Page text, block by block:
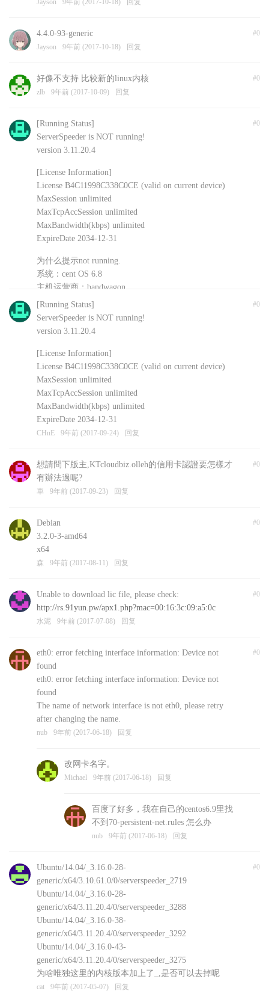
Jayson 9年前 (2017-10-18) 回复
#0
4.4.0-93-generic
Jayson 9年前 (2017-10-18) 回复
#0
好像不支持 比较新的linux内核
zlb 9年前 (2017-10-09) 回复
#0
[Running Status]
ServerSpeeder is NOT running!
version 3.11.20.4
[License Information]
License B4C11998C338C0CE (valid on current device)
MaxSession unlimited
MaxTcpAccSession unlimited
MaxBandwidth(kbps) unlimited
ExpireDate 2034-12-31
为什么提示not running.
系统：cent OS 6.8
主机运营商：bandwagon
安装的其他软件：shadowsockR
CHnE 9年前 (2017-09-24) 回复
#0
[Running Status]
ServerSpeeder is NOT running!
version 3.11.20.4
[License Information]
License B4C11998C338C0CE (valid on current device)
MaxSession unlimited
MaxTcpAccSession unlimited
MaxBandwidth(kbps) unlimited
ExpireDate 2034-12-31
CHnE 9年前 (2017-09-24) 回复
#0
想請問下版主,KTcloudbiz.olleh的信用卡認證要怎樣才
有辦法過呢?
車 9年前 (2017-09-23) 回复
#0
Debian
3.2.0-3-amd64
x64
森 9年前 (2017-08-11) 回复
#0
Unable to download lic file, please check:
http://rs.91yun.pw/apx1.php?mac=00:16:3c:09:a5:0c
水泥 9年前 (2017-07-08) 回复
#0
eth0: error fetching interface information: Device not
found
eth0: error fetching interface information: Device not
found
The name of network interface is not eth0, please retry
after changing the name.
nub 9年前 (2017-06-18) 回复
改网卡名字。
Michael 9年前 (2017-06-18) 回复
百度了好多，我在自己的centos6.9里找
不到70-persistent-net.rules 怎么办
nub 9年前 (2017-06-18) 回复
#0
Ubuntu/14.04/_3.16.0-28-
generic/x64/3.10.61.0/0/serverspeeder_2719
Ubuntu/14.04/_3.16.0-28-
generic/x64/3.11.20.4/0/serverspeeder_3288
Ubuntu/14.04/_3.16.0-38-
generic/x64/3.11.20.4/0/serverspeeder_3292
Ubuntu/14.04/_3.16.0-43-
generic/x64/3.11.20.4/0/serverspeeder_3275
为啥唯独这里的内核版本加上了_,是否可以去掉呢
cat 9年前 (2017-05-07) 回复